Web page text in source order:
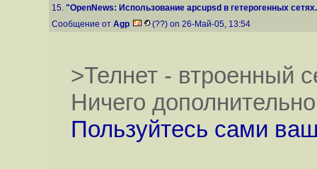
15. "OpenNews: Использование apcupsd в гетерогенных
Сообщение от Agp (??) on 26-Май-05, 13:54
>Телнет - втроенный
Ничего
Пользуйтесь сами